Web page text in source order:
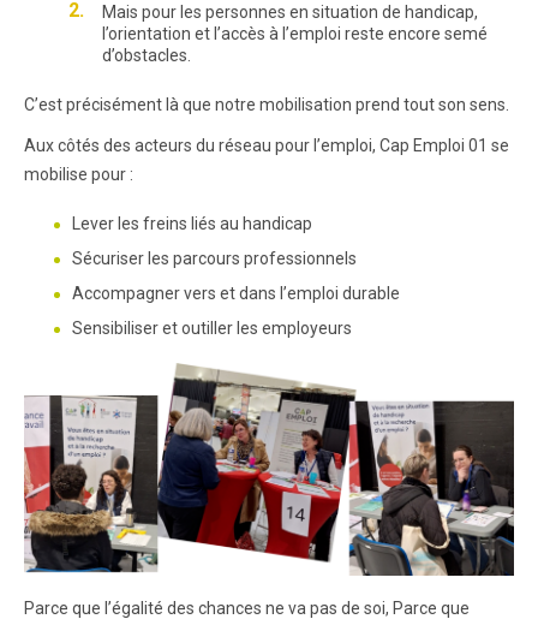
Mais pour les personnes en situation de handicap,
l’orientation et l’accès à l’emploi reste encore semé
d’obstacles.
C’est précisément là que notre mobilisation prend tout son sens.
Aux côtés des acteurs du réseau pour l’emploi, Cap Emploi 01 se
mobilise pour :
Lever les freins liés au handicap
Sécuriser les parcours professionnels
Accompagner vers et dans l’emploi durable
Sensibiliser et outiller les employeurs
Parce que l’égalité des chances ne va pas de soi, Parce que